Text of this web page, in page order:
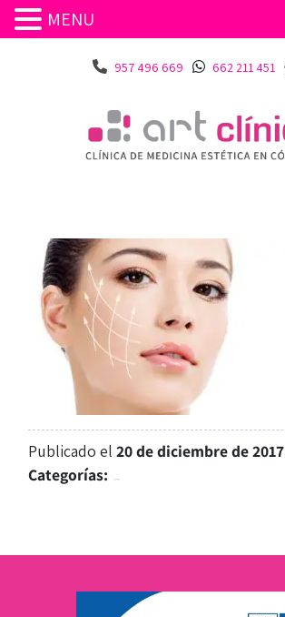
957 496 669 662 211 451
Publicado el20 de diciembre de 2017
Categorías:
MENU